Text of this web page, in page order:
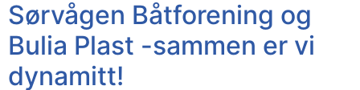
Sørvågen Båtforening og
Bulia Plast -sammen er vi
dynamitt!